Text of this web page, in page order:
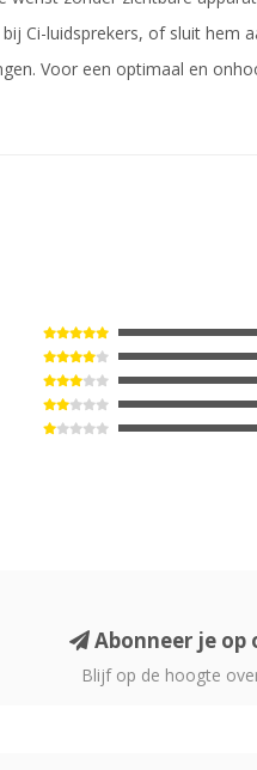
Ci-luidsprekers, of sluit hem
Voor een optimaal en
Abonneer je op
Blijf op de hoogte